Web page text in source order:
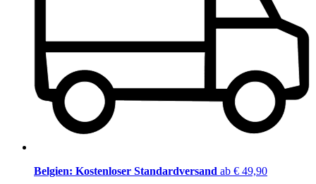
Belgien: Kostenloser Standardversand ab € 49,90